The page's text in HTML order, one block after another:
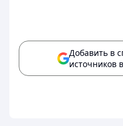
Добавить в
источников